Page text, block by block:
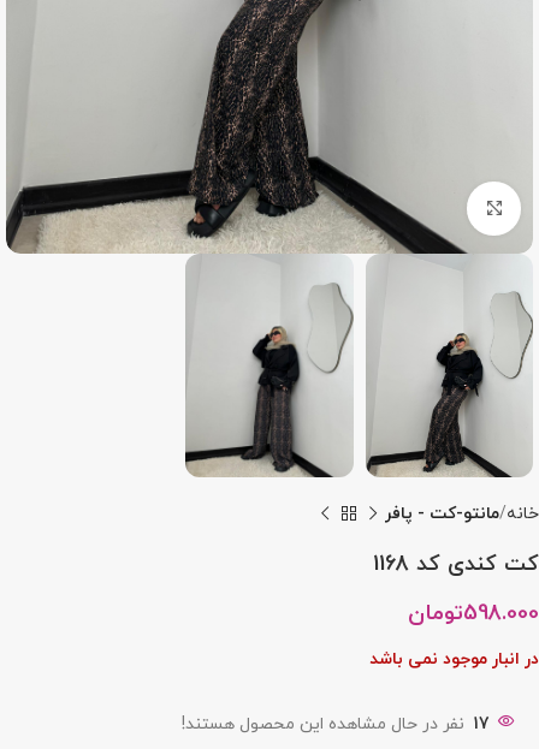
بزرگنمایی تصویر
خانه مانتو-کت - پافر
کت کندی کد 1168
598.000تومان
در انبار موجود نمی باشد
17 نفر در حال مشاهده این محصول هستند!